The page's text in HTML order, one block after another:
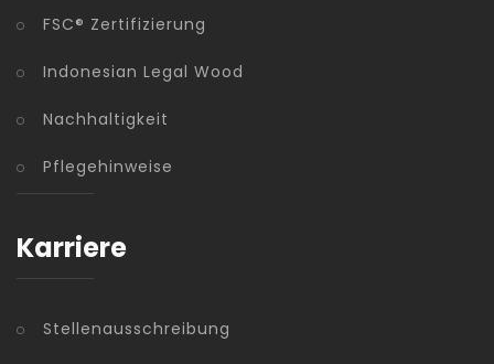
FSC® Zertifizierung
Indonesian Legal Wood
Nachhaltigkeit
Pflegehinweise
Karriere
Stellenausschreibung